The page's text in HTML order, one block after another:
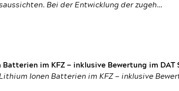
Bei der Entwicklung der zugeh…
im KFZ — inklusive Bewertung im
Ionen Batterien im KFZ — inklusive